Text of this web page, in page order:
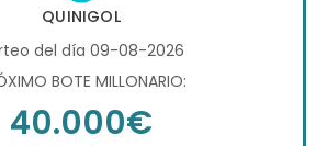
QUINIGOL
del día 09-08-2026
BOTE MILLONARIO:
40.000€